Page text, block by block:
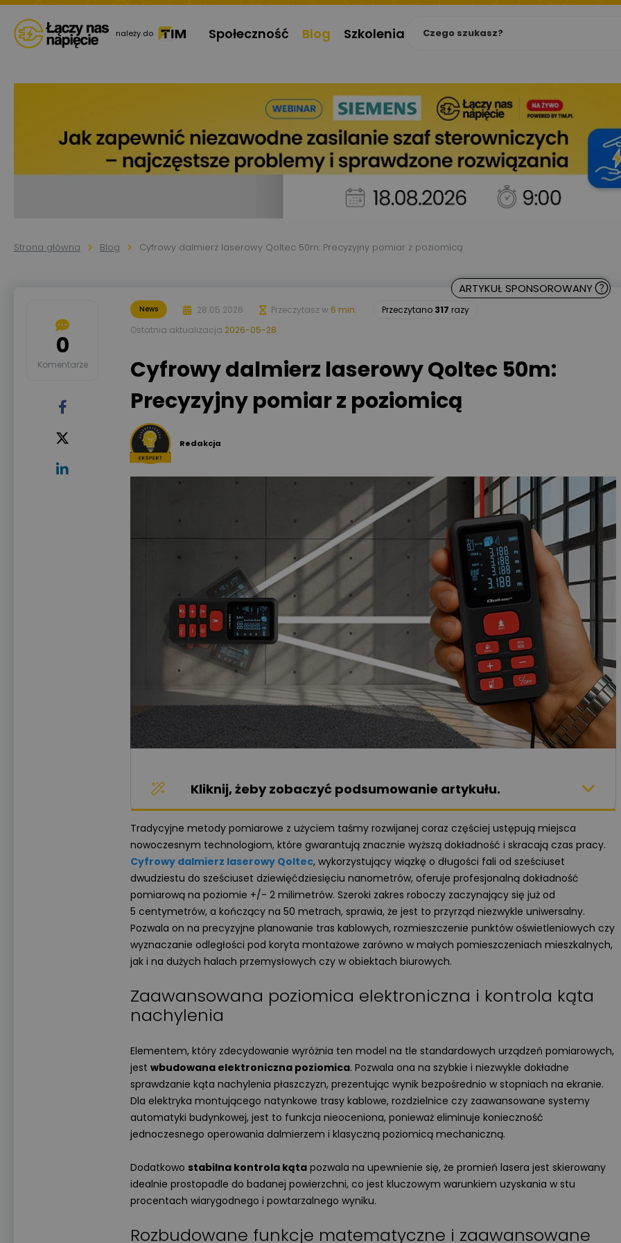
należy do Społeczność Blog Szkolenia
Strona główna Blog Cyfrowy dalmierz laserowy Qoltec 50m: Precyzyjny pomiar z poziomicą
ARTYKUŁ SPONSOROWANY
News 28.05.2026 Przeczytasz w 6 min. Przeczytano 317 razy
Ostatnia aktualizacja 2026-05-28
Cyfrowy dalmierz laserowy Qoltec 50m:
Precyzyjny pomiar z poziomicą
Redakcja
Kliknij, żeby zobaczyć podsumowanie artykułu.
Tradycyjne metody pomiarowe z użyciem taśmy rozwijanej coraz częściej ustępują miejsca
nowoczesnym technologiom, które gwarantują znacznie wyższą dokładność i skracają czas pracy.
Cyfrowy dalmierz laserowy Qoltec, wykorzystujący wiązkę o długości fali od sześciuset
dwudziestu do sześciuset dziewięćdziesięciu nanometrów, oferuje profesjonalną dokładność
pomiarową na poziomie +/- 2 milimetrów. Szeroki zakres roboczy zaczynający się już od
5 centymetrów, a kończący na 50 metrach, sprawia, że jest to przyrząd niezwykle uniwersalny.
Pozwala on na precyzyjne planowanie tras kablowych, rozmieszczenie punktów oświetleniowych czy
wyznaczanie odległości pod koryta montażowe zarówno w małych pomieszczeniach mieszkalnych,
jak i na dużych halach przemysłowych czy w obiektach biurowych.
Zaawansowana poziomica elektroniczna i kontrola kąta
nachylenia
Elementem, który zdecydowanie wyróżnia ten model na tle standardowych urządzeń pomiarowych,
jest wbudowana elektroniczna poziomica. Pozwala ona na szybkie i niezwykle dokładne
sprawdzanie kąta nachylenia płaszczyzn, prezentując wynik bezpośrednio w stopniach na ekranie.
Dla elektryka montującego natynkowe trasy kablowe, rozdzielnice czy zaawansowane systemy
automatyki budynkowej, jest to funkcja nieoceniona, ponieważ eliminuje konieczność
jednoczesnego operowania dalmierzem i klasyczną poziomicą mechaniczną.
Dodatkowo stabilna kontrola kąta pozwala na upewnienie się, że promień lasera jest skierowany
idealnie prostopadle do badanej powierzchni, co jest kluczowym warunkiem uzyskania w stu
procentach wiarygodnego i powtarzalnego wyniku.
Rozbudowane funkcje matematyczne i zaawansowane
0
Komentarze